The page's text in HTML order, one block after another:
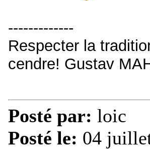
-------------
Respecter la
cendre! Gustav
Posté par: loic
Posté le: 04